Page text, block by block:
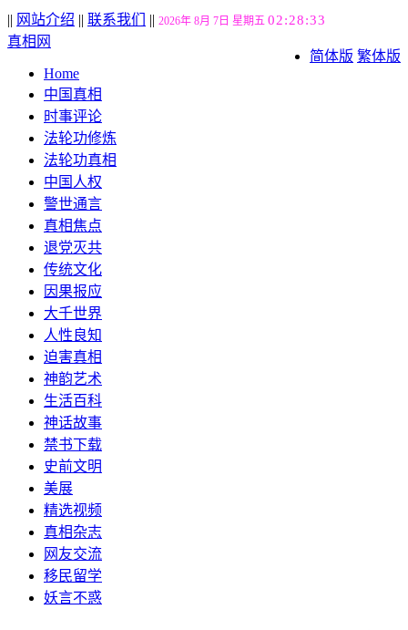
|| 网站介绍 || 联系我们 || 2026年 8月 7日 星期五 02:28:34
简体版 繁体版
真相网
Home
中国真相
时事评论
法轮功修炼
法轮功真相
中国人权
警世通言
真相焦点
退党灭共
传统文化
因果报应
大千世界
人性良知
迫害真相
神韵艺术
生活百科
神话故事
禁书下载
史前文明
美展
精选视频
真相杂志
网友交流
移民留学
妖言不惑